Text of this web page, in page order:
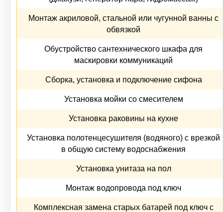
Монтаж акриловой, стальной или чугунной ванны с
обвязкой
Обустройство сантехнического шкафа для
маскировки коммуникаций
Сборка, установка и подключение сифона
Установка мойки со смесителем
Установка раковины на кухне
Установка полотенцесушителя (водяного) с врезкой
в общую систему водоснабжения
Установка унитаза на пол
Монтаж водопровода под ключ
Комплексная замена старых батарей под ключ с